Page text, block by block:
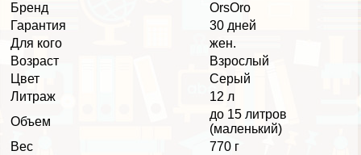
Бренд
OrsOro
Гарантия
30 дней
Для кого
жен.
Возраст
Взрослый
Цвет
Серый
Литраж
12 л
Объем
до 15 литров
(маленький)
Вес
770 г